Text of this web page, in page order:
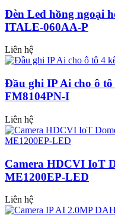
Đèn Led hồng ngoại
ITALE-060AA-P
Liên hệ
Đầu ghi IP Ai cho ô
FM8104PN-I
Liên hệ
Camera HDCVI IoT
ME1200EP-LED
Liên hệ